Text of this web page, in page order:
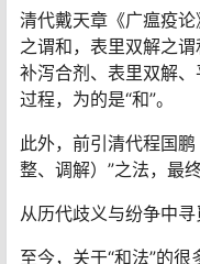
清代戴天章《广瘟疫
之谓和，表里双解之谓
补泻合剂、表里双解
过程，为的是“和”。
此外，前引清代程国
整、调解）”之法，最
从历代歧义与纷争中
至今，关于“和法”的